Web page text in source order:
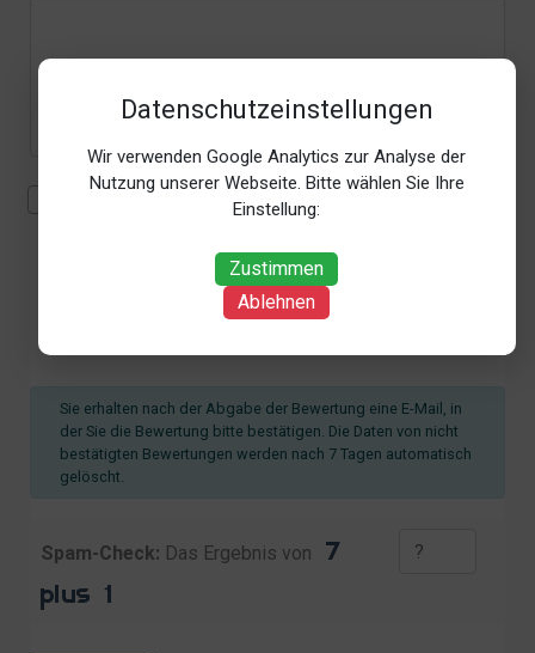
Datenschutzeinstellungen
Wir verwenden Google Analytics zur Analyse der
Nutzung unserer Webseite. Bitte wählen Sie Ihre
Einstellung:
Zustimmen
Ablehnen
Mit der Erhebung, Verarbeitung und Nutzung meiner
Uhrzeit der Bewertungsabgabe, Referrer-URL) zum
Zweck der Bewertung erkläre ich mich
einverstanden. Weitere Informationen siehe unsere
Sie erhalten nach der Abgabe der Bewertung eine E-Mail, in
der Sie die Bewertung bitte bestätigen. Die Daten von nicht
bestätigten Bewertungen werden nach 7 Tagen automatisch
gelöscht.
Spam-Check: Das Ergebnis von